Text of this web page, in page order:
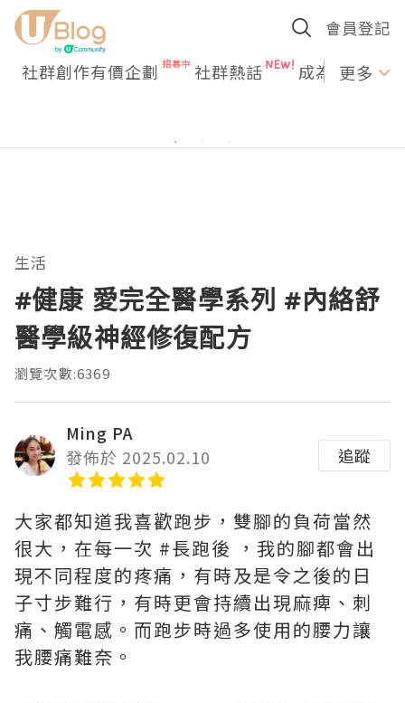
會員登記
社群創作有價企劃 社群熱話 成為U更多
生活
#健康 愛完全醫學系列 #內絡舒
醫學級神經修復配方
瀏覽次數:6369
Ming PA
發佈於 2025.02.10
追蹤
大家都知道我喜歡跑步，雙腳的負荷當然
很大，在每一次 #長跑後 ，我的腳都會出
現不同程度的疼痛，有時及是令之後的日
子寸步難行，有時更會持續出現麻痺、刺
痛、觸電感。而跑步時過多使用的腰力讓
我腰痛難奈。